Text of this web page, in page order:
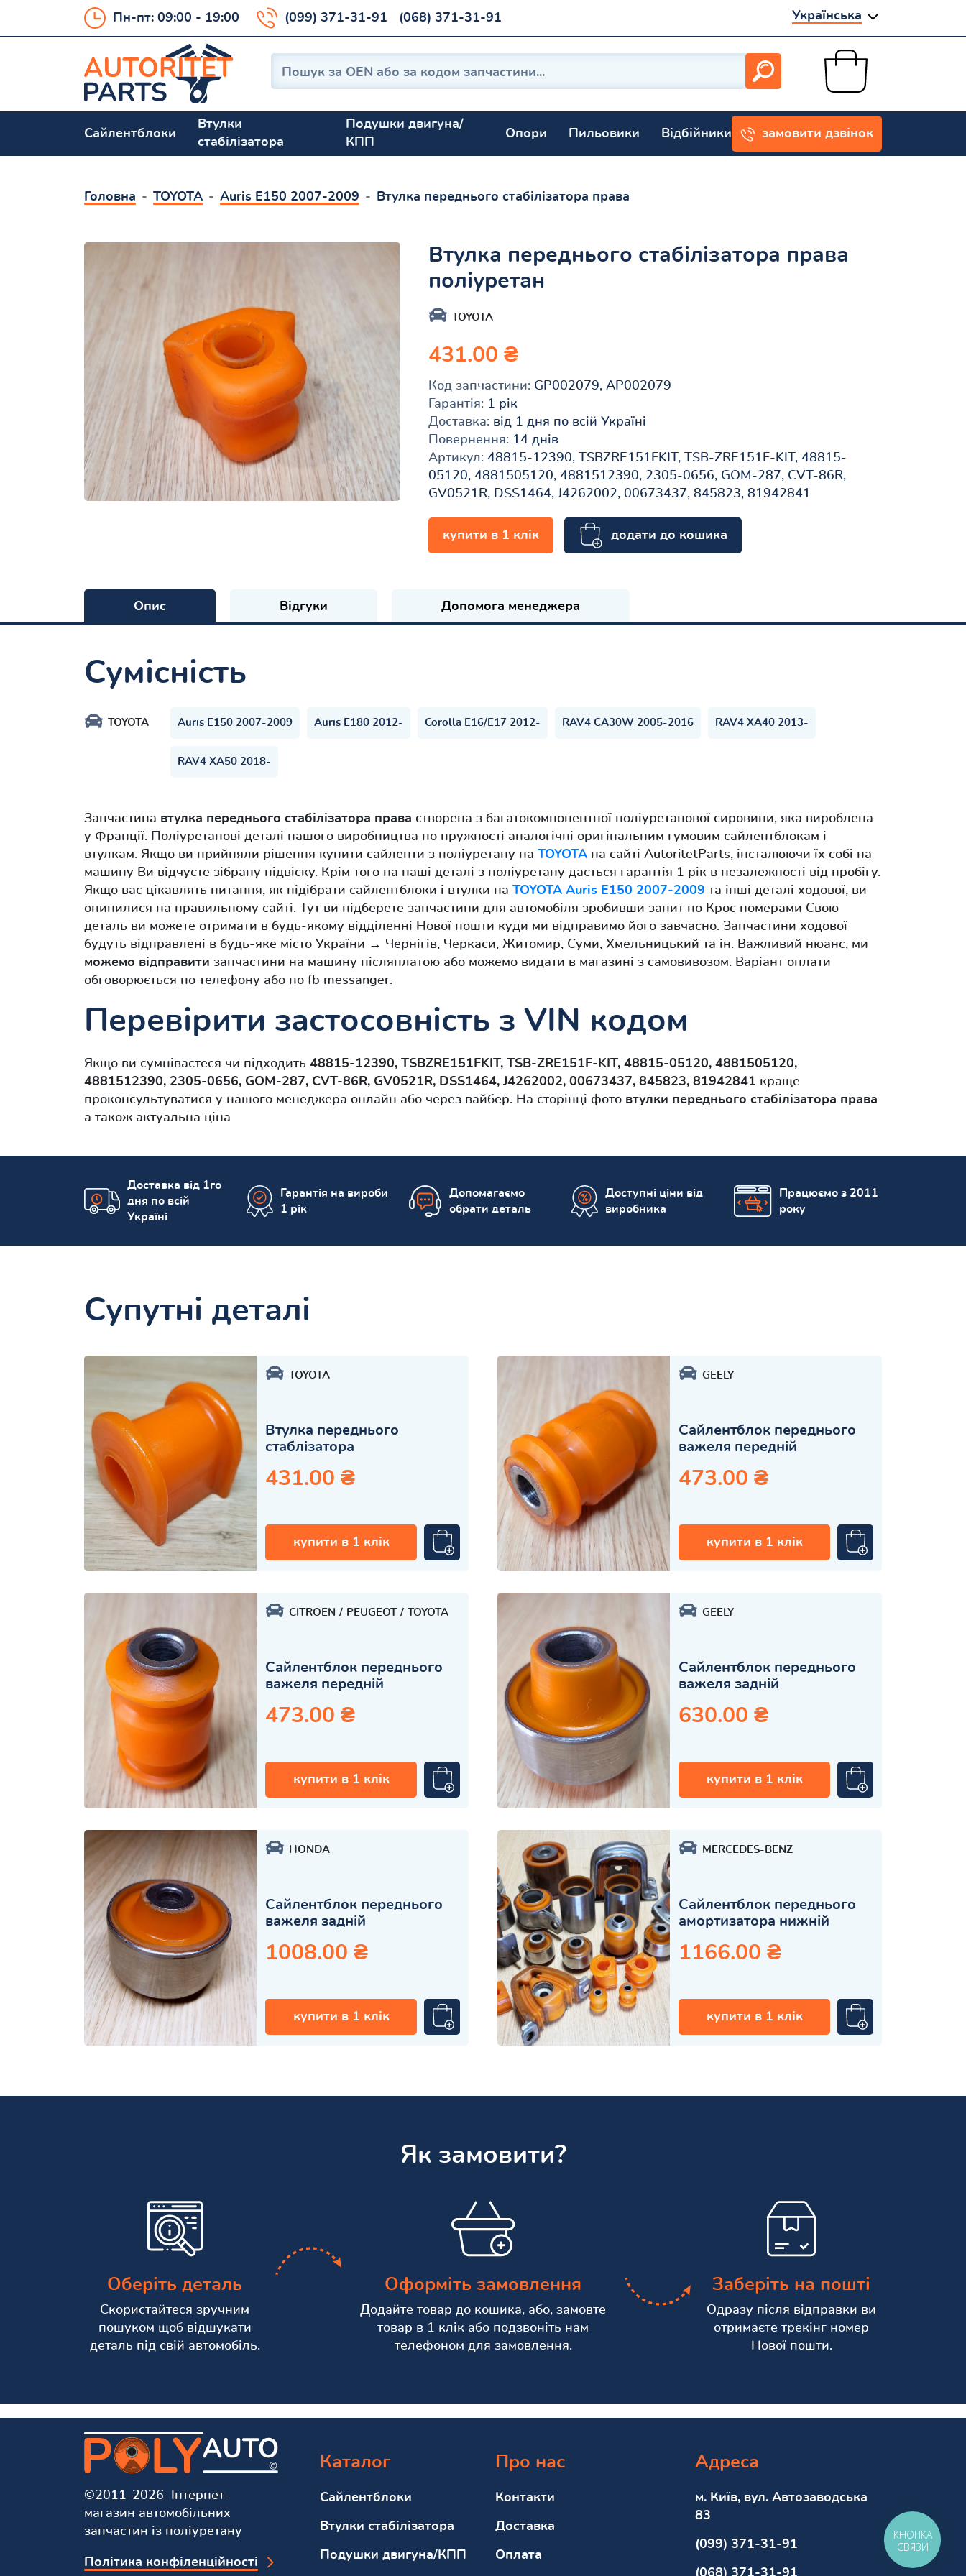
Пн-пт: 09:00 - 19:00 (099) 371-31-91 (068) 371-31-91 Українська
Сайлентблоки
Втулки
стабілізатора
Подушки двигуна/
КПП
Опори Пильовики Відбійники замовити дзвінок
Головна TOYOTA Auris E150 2007-2009 Втулка переднього стабілізатора права
Втулка переднього стабілізатора права
поліуретан
TOYOTA
431.00 ₴
Код запчастини: GP002079, AP002079
Гарантія: 1 рік
Доставка: від 1 дня по всій Україні
Повернення: 14 днів
Артикул: 48815-12390, TSBZRE151FKIT, TSB-ZRE151F-KIT, 48815-
05120, 4881505120, 4881512390, 2305-0656, GOM-287, CVT-86R,
GV0521R, DSS1464, J4262002, 00673437, 845823, 81942841
купити в 1 клік додати до кошика
Опис Відгуки Допомога менеджера
Сумісність
TOYOTA Auris E150 2007-2009 Auris E180 2012- Corolla E16/E17 2012- RAV4 CA30W 2005-2016 RAV4 XA40 2013-
RAV4 XA50 2018-
Запчастина втулка переднього стабілізатора права створена з багатокомпонентної поліуретанової сировини, яка вироблена
у Франції. Поліуретанові деталі нашого виробництва по пружності аналогічні оригінальним гумовим сайлентблокам і
втулкам. Якщо ви прийняли рішення купити сайленти з поліуретану на TOYOTA на сайті AutoritetParts, інсталюючи їх собі на
машину Ви відчуєте зібрану підвіску. Крім того на наші деталі з поліуретану дається гарантія 1 рік в незалежності від пробігу.
Якщо вас цікавлять питання, як підібрати сайлентблоки і втулки на TOYOTA Auris E150 2007-2009 та інші деталі ходової, ви
опинилися на правильному сайті. Тут ви підберете запчастини для автомобіля зробивши запит по Крос номерами Свою
деталь ви можете отримати в будь-якому відділенні Нової пошти куди ми відправимо його завчасно. Запчастини ходової
будуть відправлені в будь-яке місто України → Чернігів, Черкаси, Житомир, Суми, Хмельницький та ін. Важливий нюанс, ми
можемо відправити запчастини на машину післяплатою або можемо видати в магазині з самовивозом. Варіант оплати
обговорюється по телефону або по fb messanger.
Перевірити застосовність з VIN кодом
Якщо ви сумніваєтеся чи підходить 48815-12390, TSBZRE151FKIT, TSB-ZRE151F-KIT, 48815-05120, 4881505120,
4881512390, 2305-0656, GOM-287, CVT-86R, GV0521R, DSS1464, J4262002, 00673437, 845823, 81942841 краще
проконсультуватися у нашого менеджера онлайн або через вайбер. На сторінці фото втулки переднього стабілізатора права
а також актуальна ціна
Доставка від 1го
дня по всій
Україні
Гарантія на вироби
1 рік
Допомагаємо
обрати деталь
Доступні ціни від
виробника
Працюємо з 2011
року
Супутні деталі
TOYOTA
Втулка переднього
стаблізатора
431.00 ₴
купити в 1 клік
GEELY
Сайлентблок переднього
важеля передній
473.00 ₴
купити в 1 клік
CITROEN PEUGEOT TOYOTA
Сайлентблок переднього
важеля передній
473.00 ₴
купити в 1 клік
GEELY
Сайлентблок переднього
важеля задній
630.00 ₴
купити в 1 клік
HONDA
Сайлентблок переднього
важеля задній
1008.00 ₴
купити в 1 клік
MERCEDES-BENZ
Сайлентблок переднього
амортизатора нижній
1166.00 ₴
купити в 1 клік
Як замовити?
Оберіть деталь
Скористайтеся зручним
пошуком щоб відшукати
деталь під свій автомобіль.
Оформіть замовлення
Додайте товар до кошика, або, замовте
товар в 1 клік або подзвоніть нам
телефоном для замовлення.
Заберіть на пошті
Одразу після відправки ви
отримаєте трекінг номер
Нової пошти.
©2011-2026 Інтернет-
магазин автомобільних
запчастин із поліуретану
Політика конфіленційності
Каталог
Сайлентблоки
Втулки стабілізатора
Подушки двигуна/КПП
Про нас
Контакти
Доставка
Оплата
Адреса
м. Київ, вул. Автозаводська
83
(099) 371-31-91
КНОПКА
СВЯЗИ